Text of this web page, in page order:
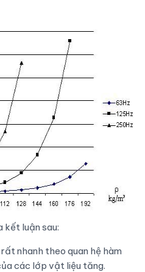
kết luận sau:
nhanh theo quan hệ hàm
các lớp vật liệu tăng.